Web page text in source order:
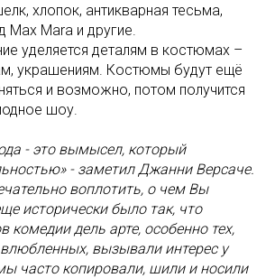
хлопок, антикварная тесьма,
Mara и другие.
уделяется деталям в костюмах –
украшениям. Костюмы будут ещё
и возможно, потом получится
шоу.
- это вымысел, который
- заметил Джанни Версаче.
воплотить, о чем Вы
исторически было так, что
комедии дель арте, особенно тех,
вызывали интерес у
часто копировали, шили и носили